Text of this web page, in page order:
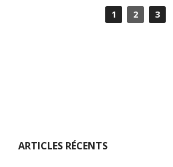
1 2 3
ARTICLES RÉCENTS